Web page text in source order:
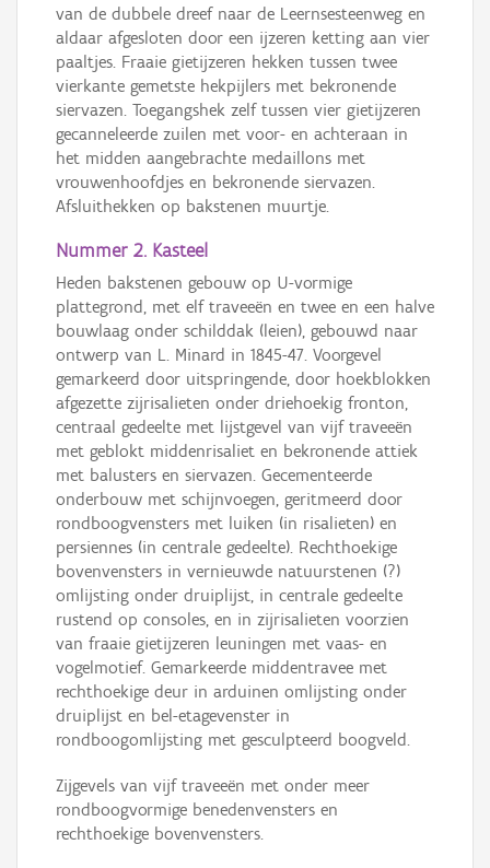
van de dubbele dreef naar de Leernsesteenweg en
aldaar afgesloten door een ijzeren ketting aan vier
paaltjes. Fraaie gietijzeren hekken tussen twee
vierkante gemetste hekpijlers met bekronende
siervazen. Toegangshek zelf tussen vier gietijzeren
gecanneleerde zuilen met voor- en achteraan in
het midden aangebrachte medaillons met
vrouwenhoofdjes en bekronende siervazen.
Afsluithekken op bakstenen muurtje.
Nummer 2. Kasteel
Heden bakstenen gebouw op U-vormige
plattegrond, met elf traveeën en twee en een halve
bouwlaag onder schilddak (leien), gebouwd naar
ontwerp van L. Minard in 1845-47. Voorgevel
gemarkeerd door uitspringende, door hoekblokken
afgezette zijrisalieten onder driehoekig fronton,
centraal gedeelte met lijstgevel van vijf traveeën
met geblokt middenrisaliet en bekronende attiek
met balusters en siervazen. Gecementeerde
onderbouw met schijnvoegen, geritmeerd door
rondboogvensters met luiken (in risalieten) en
persiennes (in centrale gedeelte). Rechthoekige
bovenvensters in vernieuwde natuurstenen (?)
omlijsting onder druiplijst, in centrale gedeelte
rustend op consoles, en in zijrisalieten voorzien
van fraaie gietijzeren leuningen met vaas- en
vogelmotief. Gemarkeerde middentravee met
rechthoekige deur in arduinen omlijsting onder
druiplijst en bel-etagevenster in
rondboogomlijsting met gesculpteerd boogveld.
Zijgevels van vijf traveeën met onder meer
rondboogvormige benedenvensters en
rechthoekige bovenvensters.